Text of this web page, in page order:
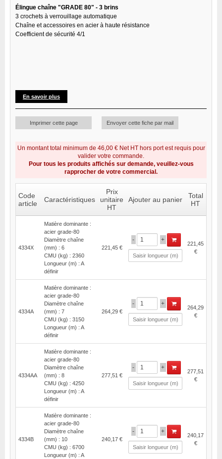
Élingue chaîne "GRADE 80" - 3 brins
3 crochets à verrouillage automatique
Chaîne et accessoires en acier à haute résistance
Coefficient de sécurité 4/1
En savoir plus
Imprimer cette page Envoyer cette fiche par mail
Un montant total minimum de 46,00 € Net HT hors port est requis pour
valider votre commande.
Pour tous les produits affichés sur demande, veuillez-vous
rapprocher de votre commercial.
Code
article
Caractéristiques
Prix
unitaire
HT
Ajouter au panier
Total
HT
4334X
Matière dominante :
acier grade-80
Diamètre chaîne
(mm) : 6
CMU (kg) : 2360
Longueur (m) : A
définir
221,45 €
- +
221,45
€
4334A
Matière dominante :
acier grade-80
Diamètre chaîne
(mm) : 7
CMU (kg) : 3150
Longueur (m) : A
définir
264,29 €
- +
264,29
€
4334AA
Matière dominante :
acier grade-80
Diamètre chaîne
(mm) : 8
CMU (kg) : 4250
Longueur (m) : A
définir
277,51 €
- +
277,51
€
4334B
Matière dominante :
acier grade-80
Diamètre chaîne
(mm) : 10
CMU (kg) : 6700
Longueur (m) : A
240,17 €
- +
240,17
€